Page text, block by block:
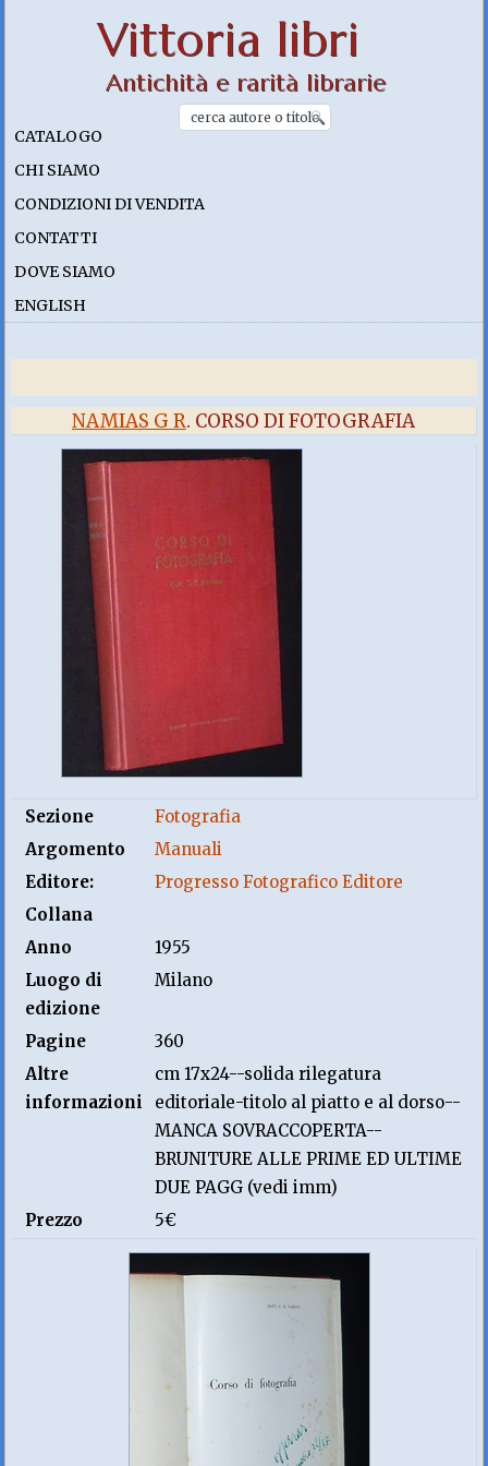
Vittoria libri
Antichità e rarità librarie
CATALOGO
CHI SIAMO
CONDIZIONI DI VENDITA
CONTATTI
DOVE SIAMO
ENGLISH
NAMIAS G R. CORSO DI FOTOGRAFIA
Sezione
Fotografia
Argomento
Manuali
Editore:
Progresso Fotografico Editore
Collana
Anno
1955
Luogo di
edizione
Milano
Pagine
360
Altre
informazioni
cm 17x24--solida rilegatura
editoriale-titolo al piatto e al dorso--
MANCA SOVRACCOPERTA--
BRUNITURE ALLE PRIME ED ULTIME
DUE PAGG (vedi imm)
Prezzo
5€